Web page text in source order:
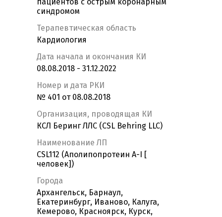
пациентов с острым коронарным
синдромом
Терапевтическая область
Кардиология
Дата начала и окончания КИ
08.08.2018 - 31.12.2022
Номер и дата РКИ
№ 401 от 08.08.2018
Организация, проводящая КИ
КСЛ Беринг ЛЛС (CSL Behring LLC)
Наименование ЛП
CSL112 (Аполипопротеин А-I [
человек])
Города
Архангельск, Барнаул,
Екатеринбург, Иваново, Калуга,
Кемерово, Красноярск, Курск,